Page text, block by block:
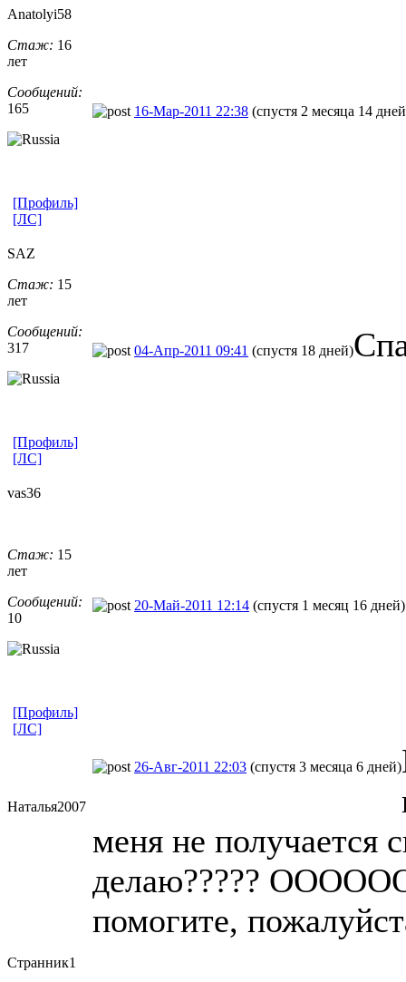
Anatolyi58
Стаж: 16
лет
Сообщений:
165
16-Мар-2011 22:38 (спустя 2 месяца 14
[Профиль]
[ЛС]
SAZ
Стаж: 15
лет
Сообщений:
317
04-Апр-2011 09:41 (спустя 18 дней)
[Профиль]
[ЛС]
vas36
Стаж: 15
лет
Сообщений:
10
20-Май-2011 12:14 (спустя 1 месяц 16 дней)
[Профиль]
[ЛС]
Наталья2007
26-Авг-2011 22:03 (спустя 3 месяца 6 дней)
меня не получается
делаю?????
помогите,
Странник1